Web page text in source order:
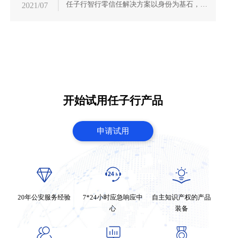
2021/07 任子行智行零信任解决方案以身份为基石，遵循“网络无特权化、信任最小化、权限动态化”原则，采用软件定义边界技术，强化身份治理与访问控制，充分利用态势感知、流量分析、资产监测、行为画像，并结合应用隐身和终端准入与管控，持续、动态的构建企业核心资产的安全防护壁垒。
开始试用任子行产品
申请试用
20年公安服务经验
7*24小时应急响应中
心
自主知识产权的产品
装备